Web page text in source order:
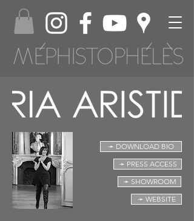
➛ DOWNLOAD BIO
➛ PRESS ACCESS
➛ SHOWROOM
➛ WEBSITE